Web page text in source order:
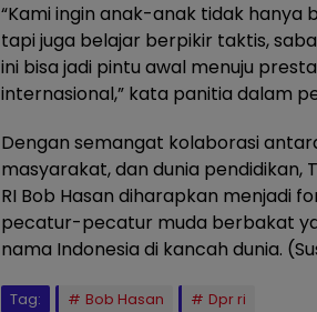
“Kami ingin anak-anak tidak
tapi juga belajar berpikir taktis,
ini bisa jadi pintu awal menuju
internasional,” kata panitia dalam
Dengan semangat kolaborasi
masyarakat, dan dunia pendidikan,
RI Bob Hasan diharapkan menjadi
pecatur-pecatur muda berbakat
nama Indonesia di kancah dunia.
Tag: Bob Hasan Dpr ri